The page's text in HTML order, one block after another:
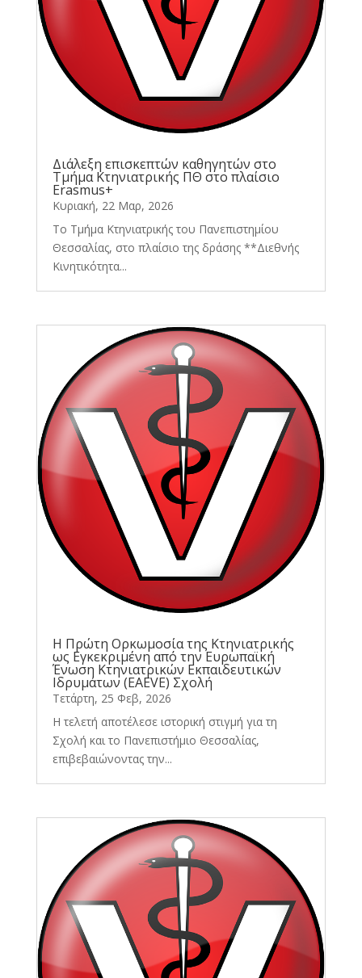
Διάλεξη επισκεπτών καθηγητών στο
Τμήμα Κτηνιατρικής ΠΘ στο πλαίσιο
Erasmus+
Κυριακή, 22 Μαρ, 2026
Το Τμήμα Κτηνιατρικής του Πανεπιστημίου
Θεσσαλίας, στο πλαίσιο της δράσης **Διεθνής
Κινητικότητα...
Η Πρώτη Ορκωμοσία της Κτηνιατρικής
ως Εγκεκριμένη από την Ευρωπαϊκή
Ένωση Κτηνιατρικών Εκπαιδευτικών
Ιδρυμάτων (EAEVE) Σχολή
Τετάρτη, 25 Φεβ, 2026
Η τελετή αποτέλεσε ιστορική στιγμή για τη
Σχολή και το Πανεπιστήμιο Θεσσαλίας,
επιβεβαιώνοντας την...